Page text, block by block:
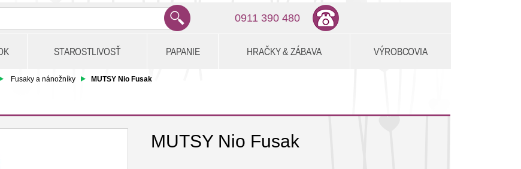
0911 390 480
STAROSTLIVOSŤ PAPANIE HRAČKY & ZÁBAVA VÝROBCOVIA
Fusaky a nánožníky MUTSY Nio Fusak
MUTSY Nio Fusak